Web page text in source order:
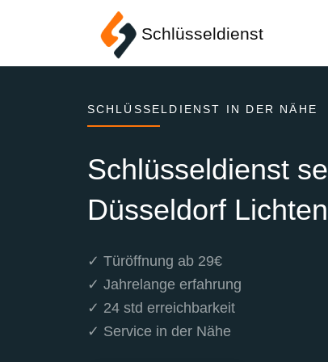
Schlüsseldienst
SCHLÜSSELDIENST IN DER NÄHE
Schlüsseldienst
Düsseldorf
✓ Türöffnung ab 29€
✓ Jahrelange erfahrung
✓ 24 std erreichbarkeit
✓ Service in der Nähe